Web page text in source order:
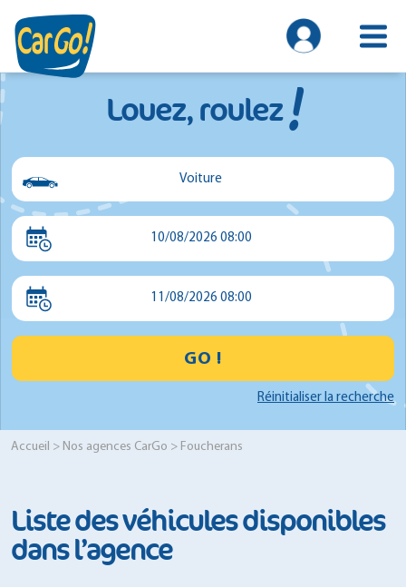
Louez, roulez!
Voiture
Voiture
10/08/2026 08:00
11/08/2026 08:00
GO !
Réinitialiser la recherche
Accueil > Nos agences CarGo > Foucherans
Liste des véhicules disponibles
dans l’agence